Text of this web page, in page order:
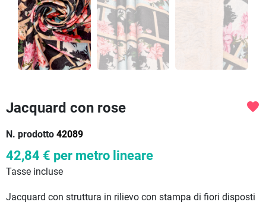
Jacquard con rose
N. prodotto 42089
favorite
42,84 € per metro lineare
Tasse incluse
Jacquard con struttura in rilievo con stampa di fiori disposti